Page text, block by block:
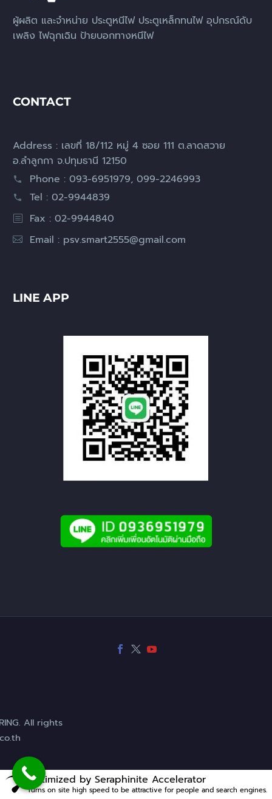
ผู้ผลิต และจำหน่าย ประตูหนีไฟ ประตูเหล็กทนไฟ อุปกรณ์ดับ
เพลิง ไฟฉุกเฉิน ป้ายบอกทางหนีไฟ
CONTACT
Address : เลขที่ 18/112 หมู่ 4 ซอย 111 ต.ลาดสวาย
อ.ลำลูกกา จ.ปทุมธานี 12150
Phone : 093-6951979, 099-2246993
Tel : 02-9944839
Fax : 02-9944840
Email : psv.smart2555@gmail.com
LINE APP
All rights
Optimized by Seraphinite Accelerator
Turns on site high speed to be attractive for people and search engines.